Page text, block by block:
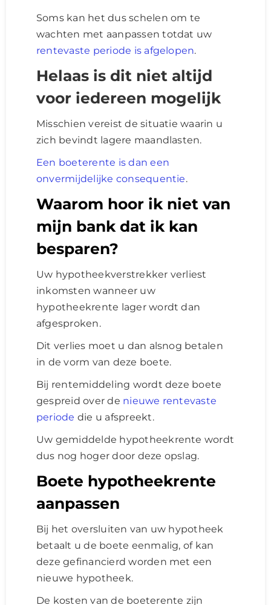
Soms kan het dus schelen om te
wachten met aanpassen totdat uw
rentevaste periode is afgelopen.
Helaas is dit niet altijd
voor iedereen mogelijk
Misschien vereist de situatie waarin u
zich bevindt lagere maandlasten.
Een boeterente is dan een
onvermijdelijke consequentie.
Waarom hoor ik niet van
mijn bank dat ik kan
besparen?
Uw hypotheekverstrekker verliest
inkomsten wanneer uw
hypotheekrente lager wordt dan
afgesproken.
Dit verlies moet u dan alsnog betalen
in de vorm van deze boete.
Bij rentemiddeling wordt deze boete
gespreid over de nieuwe rentevaste
periode die u afspreekt.
Uw gemiddelde hypotheekrente wordt
dus nog hoger door deze opslag.
Boete hypotheekrente
aanpassen
Bij het oversluiten van uw hypotheek
betaalt u de boete eenmalig, of kan
deze gefinancierd worden met een
nieuwe hypotheek.
De kosten van de boeterente zijn